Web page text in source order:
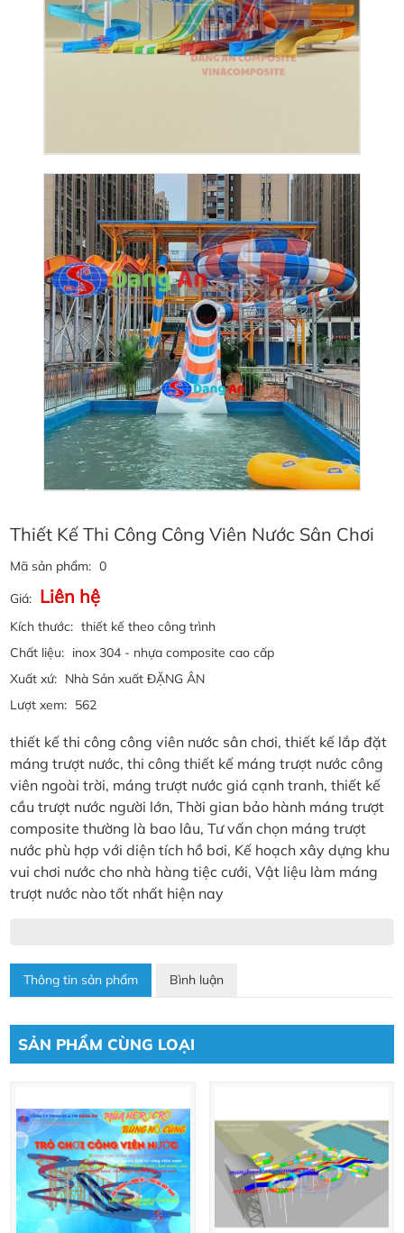
Thiết Kế Thi Công Công Viên Nước Sân Chơi
Mã sản phẩm: 0
Giá: Liên hệ
Kích thước: thiết kế theo công trình
Chất liệu: inox 304 - nhựa composite cao cấp
Xuất xứ: Nhà Sản xuất ĐẶNG ÂN
Lượt xem: 562
thiết kế thi công công viên nước sân chơi, thiết kế lắp đặt
máng trượt nước, thi công thiết kế máng trượt nước công
viên ngoài trời, máng trượt nước giá cạnh tranh, thiết kế
cầu trượt nước người lớn, Thời gian bảo hành máng trượt
composite thường là bao lâu, Tư vấn chọn máng trượt
nước phù hợp với diện tích hồ bơi, Kế hoạch xây dựng khu
vui chơi nước cho nhà hàng tiệc cưới, Vật liệu làm máng
trượt nước nào tốt nhất hiện nay
Thông tin sản phẩm Bình luận
SẢN PHẨM CÙNG LOẠI